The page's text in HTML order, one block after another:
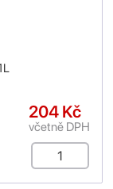
204 Kč
včetně DPH